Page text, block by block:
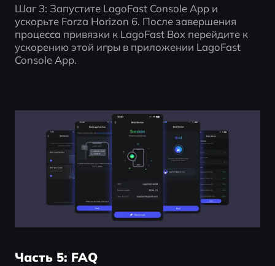
Шаг 3: Запустите LagoFast Console App и
ускорьте Forza Horizon 6. После завершения
процесса привязки к LagoFast Box перейдите к
ускорению этой игры в приложении LagoFast
Console App.
Часть 5: FAQ